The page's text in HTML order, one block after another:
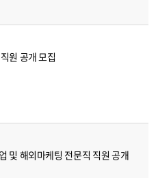
원 공개 모집
및 해외마케팅 전문직 직원 공개